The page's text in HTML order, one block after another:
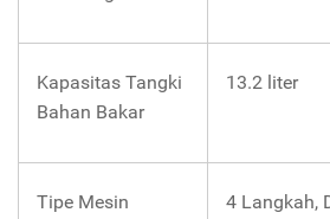
Kapasitas Tangki
Bahan Bakar
13.2 liter
Tipe Mesin 4 Langkah,